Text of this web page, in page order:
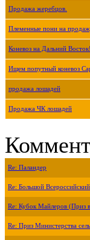
Продажа жеребцов.
Племенные пони на
Коневоз на Дальний Восток!
Ищем попутный коневоз
продажа лошадей
Продажа ЧК лошадей
Re: Паландер
Re: Большой
Re: Кубок Майлеров (Приз
Re: Приз Министерства